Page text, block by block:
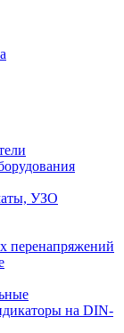
УЗО
перенапряжений
на DIN-